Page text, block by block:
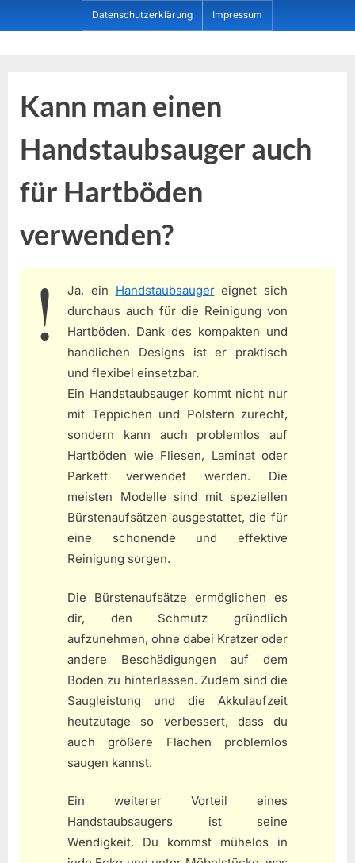
to
Datenschutzerklärung Impressum
Kann man einen
Handstaubsauger auch
für Hartböden
verwenden?
Ja, ein Handstaubsaugereignet sich
durchaus auch für die Reinigung von
Hartböden. Dank des kompakten und
handlichen Designs ist er praktisch
und flexibel einsetzbar.
Ein Handstaubsauger kommt nicht nur
mit Teppichen und Polstern zurecht,
sondern kann auch problemlos auf
Hartböden wie Fliesen, Laminat oder
Parkett verwendet werden. Die
meisten Modelle sind mit speziellen
Bürstenaufsätzen ausgestattet, die für
eine schonende und effektive
Reinigung sorgen.
Die Bürstenaufsätze ermöglichen es
dir, den Schmutz gründlich
aufzunehmen, ohne dabei Kratzer oder
andere Beschädigungen auf dem
Boden zu hinterlassen. Zudem sind die
Saugleistung und die Akkulaufzeit
heutzutage so verbessert, dass du
auch größere Flächen problemlos
saugen kannst.
Ein weiterer Vorteil eines
Handstaubsaugers ist seine
Wendigkeit. Du kommst mühelos in